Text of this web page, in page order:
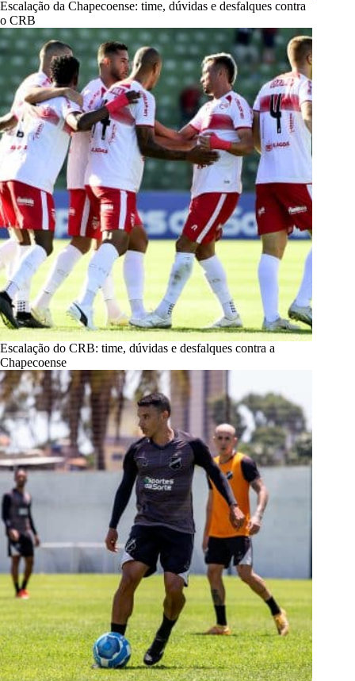
Escalação da Chapecoense: time, dúvidas e desfalques contra
o CRB
Escalação do CRB: time, dúvidas e desfalques contra a
Chapecoense